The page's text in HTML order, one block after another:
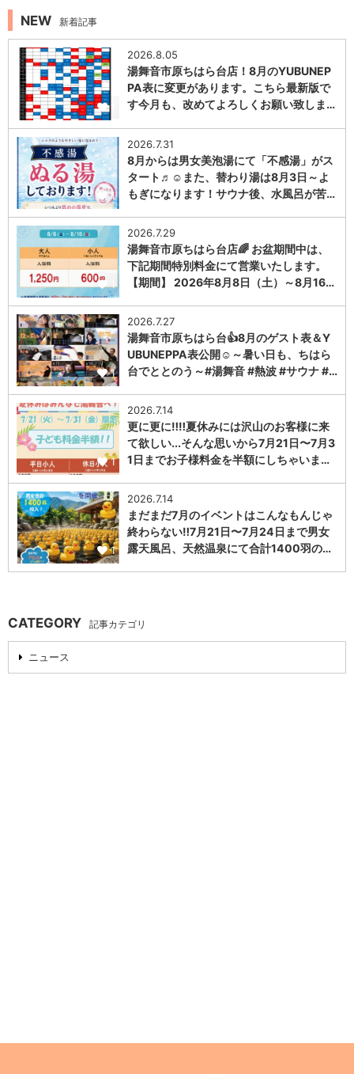
NEW 新着記事
1
2026.8.05
湯舞音市原ちはら台店！8月のYUBUNEP
PA表に変更があります。こちら最新版で
す今月も、改めてよろしくお願い致しま…
1
2026.7.31
8月からは男女美泡湯にて「不感湯」がス
タート♬☺また、替わり湯は8月3日～よ
もぎになります！サウナ後、水風呂が苦…
1
2026.7.29
湯舞音市原ちはら台店🌈 お盆期間中は、
下記期間特別料金にて営業いたします。
【期間】 2026年8月8日（土）～8月16…
1
2026.7.27
湯舞音市原ちはら台👍8月のゲスト表＆Y
UBUNEPPA表公開☺～暑い日も、ちはら
台でととのう～#湯舞音 #熱波 #サウナ #…
1
2026.7.14
更に更に‼️‼️夏休みには沢山のお客様に来
て欲しい...そんな思いから7月21日〜7月3
1日までお子様料金を半額にしちゃいま…
1
2026.7.14
まだまだ7月のイベントはこんなもんじゃ
終わらない‼️7月21日〜7月24日まで男女
露天風呂、天然温泉にて合計1400羽の…
CATEGORY 記事カテゴリ
ニュース